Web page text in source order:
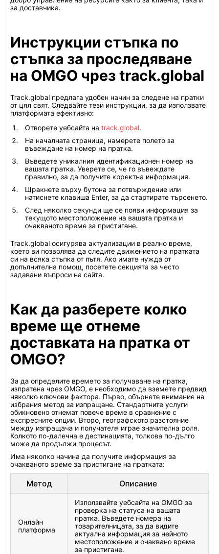
за доставчика.
Инструкции стъпка по
стъпка за проследяване
на OMGO чрез track.global
Track.global предлага удобен начин за следене на пратки
от цял свят. Следвайте тези инструкции, за да използвате
платформата ефективно:
Отворете уебсайта на track.global.
На началната страница, намерете полето за
въвеждане на номер на пратка.
Въведете уникалния идентификационен номер на
вашата пратка. Уверете се, че го въвеждате
правилно, за да получите коректна информация.
Щракнете върху бутона за потвърждение или
натиснете клавиша Enter, за да стартирате търсенето.
След няколко секунди ще се появи информация за
текущото местоположение на вашата пратка и
очакваното време за пристигане.
Track.global осигурява актуализации в реално време,
което ви позволява да следите движението на пратката
си на всяка стъпка от пътя. Ако имате нужда от
допълнителна помощ, посетете секцията за често
задавани въпроси на сайта.
Как да разберете колко
време ще отнеме
доставката на пратка от
OMGO?
За да определите времето за получаване на пратка,
изпратена чрез OMGO, е необходимо да вземете предвид
няколко ключови фактора. Първо, обърнете внимание на
избрания метод за изпращане. Стандартните услуги
обикновено отнемат повече време в сравнение с
експресните опции. Второ, географското разстояние
между изпращача и получателя играе значителна роля.
Колкото по-далечна е дестинацията, толкова по-дълго
може да продължи процесът.
Има няколко начина да получите информация за
очакваното време за пристигане на пратката:
Метод Описание
Онлайн
платформа
Използвайте уебсайта на OMGO за
проверка на статуса на вашата
пратка. Въведете номера на
товарителницата, за да видите
актуална информация за нейното
местоположение и очаквано време
за пристигане.